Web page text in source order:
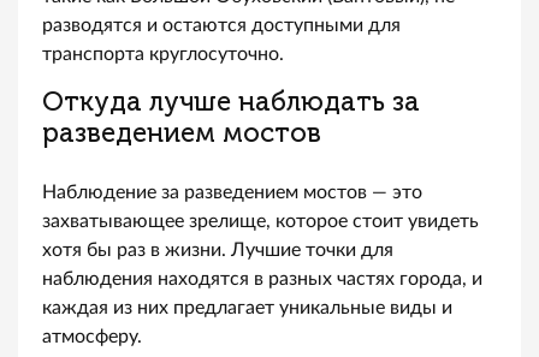
разводятся и остаются доступными для
транспорта круглосуточно.
Откуда лучше наблюдать за
разведением мостов
Наблюдение за разведением мостов — это
захватывающее зрелище, которое стоит увидеть
хотя бы раз в жизни. Лучшие точки для
наблюдения находятся в разных частях города, и
каждая из них предлагает уникальные виды и
атмосферу.